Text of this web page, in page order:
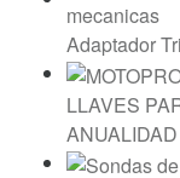
Adaptador
LLAVES
ANUALIDAD